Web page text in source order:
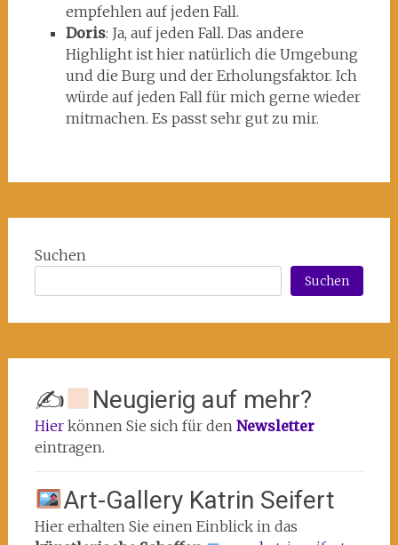
empfehlen auf jeden Fall.
Doris: Ja, auf jeden Fall. Das andere
Highlight ist hier natürlich die Umgebung
und die Burg und der Erholungsfaktor. Ich
würde auf jeden Fall für mich gerne wieder
mitmachen. Es passt sehr gut zu mir.
Suchen
Suchen
✍ Neugierig auf mehr?
Hierkönnen Sie sich für den Newsletter
eintragen.
Art-Gallery Katrin Seifert
Hier erhalten Sie einen Einblick in das